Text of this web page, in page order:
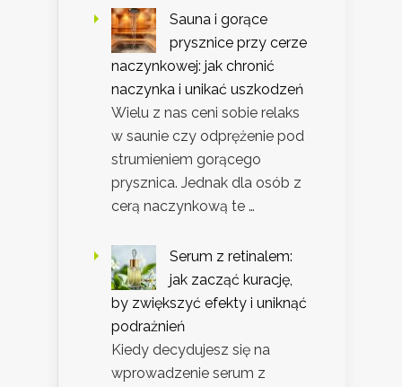
Sauna i gorące
prysznice przy cerze
naczynkowej: jak chronić
naczynka i unikać uszkodzeń
Wielu z nas ceni sobie relaks
w saunie czy odprężenie pod
strumieniem gorącego
prysznica. Jednak dla osób z
cerą naczynkową te …
Serum z retinalem:
jak zacząć kurację,
by zwiększyć efekty i uniknąć
podrażnień
Kiedy decydujesz się na
wprowadzenie serum z